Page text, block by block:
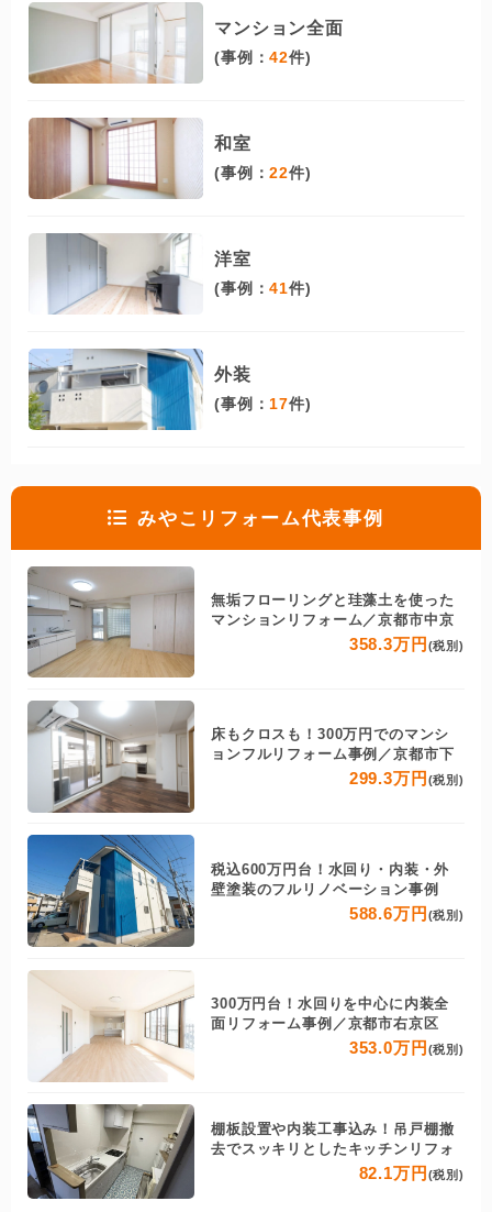
マンション全面
(事例：42件)
和室
(事例：22件)
洋室
(事例：41件)
外装
(事例：17件)
みやこリフォーム代表事例
無垢フローリングと珪藻土を使った
マンションリフォーム／京都市中京
358.3万円 (税別)
床もクロスも！300万円でのマンシ
ョンフルリフォーム事例／京都市下
299.3万円 (税別)
税込600万円台！水回り・内装・外
壁塗装のフルリノベーション事例
588.6万円 (税別)
300万円台！水回りを中心に内装全
面リフォーム事例／京都市右京区
353.0万円 (税別)
棚板設置や内装工事込み！吊戸棚撤
去でスッキリとしたキッチンリフォ
82.1万円 (税別)